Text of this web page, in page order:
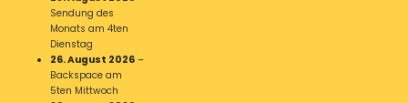
Sendung des
Monats am 4ten
Dienstag
26. August 2026 –
Backspace am
5ten Mittwoch